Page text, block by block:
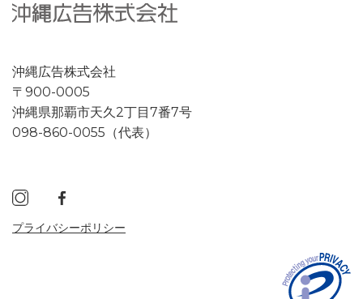
沖縄広告株式会社
〒900-0005
沖縄県那覇市天久2丁目7番7号
098-860-0055（代表）
プライバシーポリシー